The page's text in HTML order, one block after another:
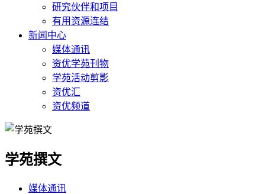
研究伙伴和项目
有用资源连结
新闻中心
媒体通讯
资优学苑刊物
学苑活动剪影
资优汇
资优频道
学苑撰文
媒体通讯